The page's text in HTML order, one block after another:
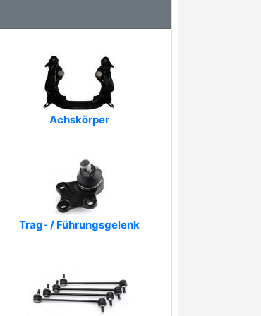
Achskörper
Trag- / Führungsgelenk